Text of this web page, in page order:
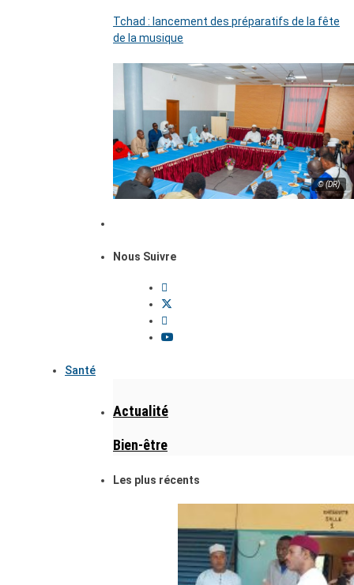
Tchad : lancement des préparatifs de la fête
de la musique
© (DR)
Nous Suivre
Santé
Actualité
Bien-être
Les plus récents